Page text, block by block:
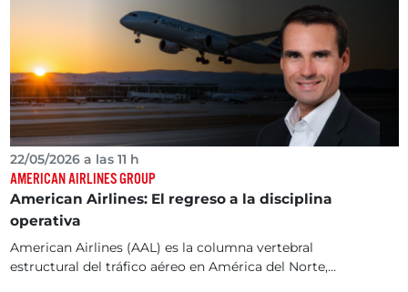
22/05/2026 a las 11 h
AMERICAN AIRLINES GROUP
American Airlines: El regreso a la disciplina
operativa
American Airlines (AAL) es la columna vertebral
estructural del tráfico aéreo en América del Norte,...